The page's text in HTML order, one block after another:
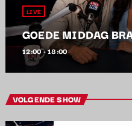
LIVE
GOEDE MIDDAG
12:00 - 18:00
VOLGENDE SHOW